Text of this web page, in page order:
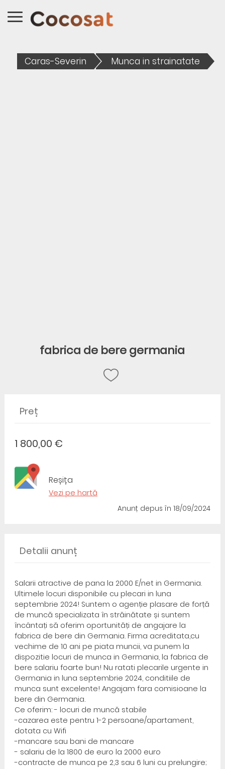
Caras-Severin Munca in strainatate
fabrica de bere germania
Preț
1 800,00 €
Reșița
Vezi pe hartă
Anunț depusîn 18/09/2024
Detalii anunț
Salarii atractive de pana la 2000 E/net in Germania.
Ultimele locuri disponibile cu plecari in luna
septembrie 2024! Suntem o agenție plasare de forță
de muncă specializata în străinătate și suntem
încântați să oferim oportunități de angajare la
fabrica de bere din Germania. Firma acreditata,cu
vechime de 10 ani pe piata muncii, va punem la
dispozitie locuri de munca in Germania, la fabrica de
bere salariu foarte bun! Nu ratati plecarile urgente in
Germania in luna septembrie 2024, conditiile de
munca sunt excelente! Angajam fara comisioane la
bere din Germania.
Ce oferim: - locuri de muncă stabile
-cazarea este pentru 1-2 persoane/apartament,
dotata cu Wifi
-mancare sau bani de mancare
- salariu de la 1800 de euro la 2000 euro
-contracte de munca pe 2,3 sau 6 luni cu prelungire;